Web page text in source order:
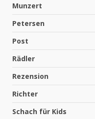
Munzert
Petersen
Post
Rädler
Rezension
Richter
Schach für Kids